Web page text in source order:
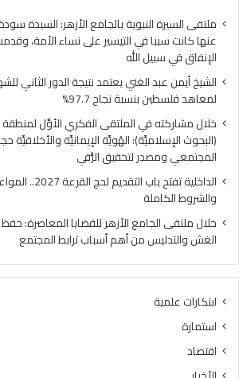
بنسبة
نجاح
97.7%
ملتقى السيرة النبوية بالجامع الأزهر: السيدة
عنها كانت سببا في التيسير على نساء الأمة،
الإنفاق في سبيل الله
الشيخ أيمن عبد الغني يعتمد نتيجة الدور الثاني
لمعاهد فلسطين بنسبة نجاح 97.7%
خلال مشاركته في الملتقى الفكري الأوَّل
(البحوث الإسلاميَّة): الهُويَّة الإيمانيَّة
المجتمعي ومصدر لتحقيق الرُّقي
الداخلية تفتح
والشروط الكاملة
خلال ملتقى الجامع الأزهر للقضايا المعاصرة: حفظ
الغش والتدليس من أهم أسباب ترابط المجتمع
ابتكارات علمية
استمارة
اقتصاد